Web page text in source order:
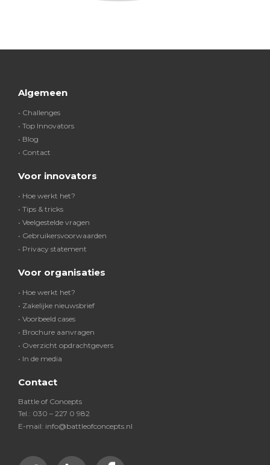
Algemeen
• Challenges
• Top Innovators
• Blog
• Contact
Voor innovators
• Hoe werkt het?
• Tips & tricks
• Veelgestelde vragen
• Gebruikersvoorwaarden
• Privacy statement
Voor organisaties
• Hoe werkt het?
• Zakelijke nieuwsbrief
• Voorbeeld cases
• Brochure aanvragen
• Overzicht opdrachtgevers
• In de media
Contact
Battle of Concepts
Tel.: 030 – 227 0 982
E-mail: info@battleofconcepts.nl